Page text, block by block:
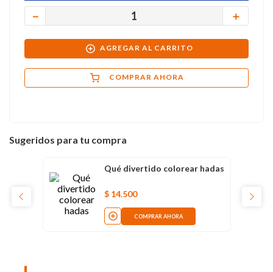
＋
－
AGREGAR AL CARRITO
COMPRAR AHORA
Sugeridos para tu compra
Qué divertido colorear hadas
$ 14.500
COMPRAR AHORA